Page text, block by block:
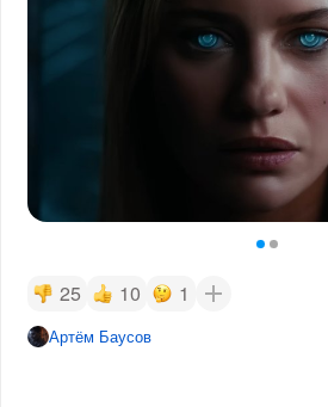
25 10 1
Артём Баусов